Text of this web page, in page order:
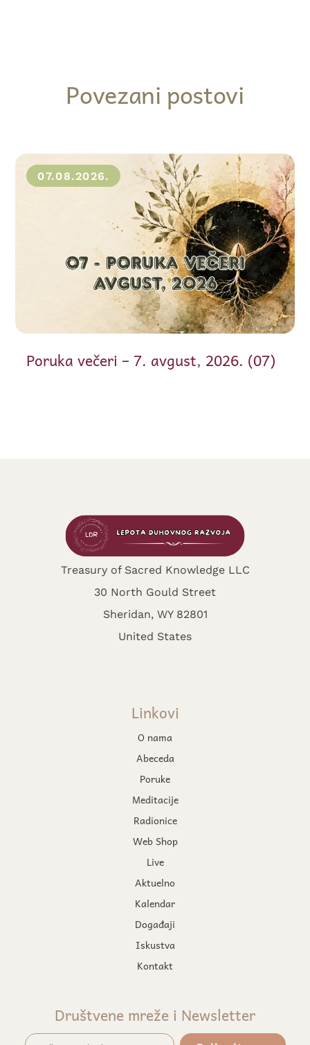
Povezani postovi
07.08.2026.
Poruka večeri – 7. avgust, 2026. (07)
Treasury of Sacred Knowledge LLC
30 North Gould Street
Sheridan, WY 82801
United States
Linkovi
O nama
Abeceda
Poruke
Meditacije
Radionice
Web Shop
Live
Aktuelno
Kalendar
Događaji
Iskustva
Kontakt
Društvene mreže i Newsletter